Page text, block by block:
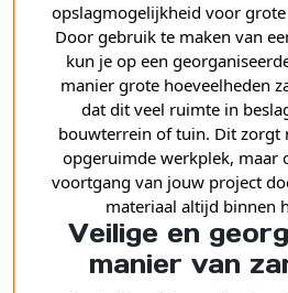
opslagmogelijkheid voor
Door gebruik te maken van
kun je op een
manier grote hoeveelheden
dat dit veel ruimte in
bouwterrein of tuin. Dit zorgt
opgeruimde werkplek, maar
voortgang van jouw project
materiaal altijd binnen
Veilige en
manier van